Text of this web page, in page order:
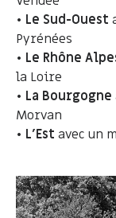
• Le Sud-Ouest
Pyrénées
• Le Rhône
la Loire
• La Bourgogne
Morvan
• L'Est avec un